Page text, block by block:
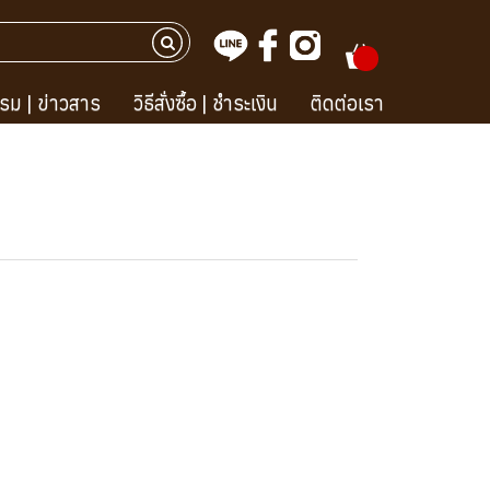
ม | ข่าวสาร วิธีสั่งซื้อ | ชำระเงิน ติดต่อเรา